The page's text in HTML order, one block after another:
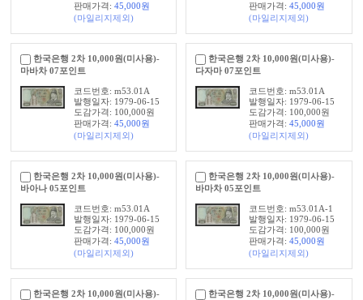
판매가격: 45,000원
(마일리지제외)
판매가격: 45,000원
(마일리지제외)
한국은행 2차 10,000원(미사용)-
마바차 07포인트
코드번호: m53.01A
발행일자: 1979-06-15
도감가격: 100,000원
판매가격: 45,000원
(마일리지제외)
한국은행 2차 10,000원(미사용)-
다자마 07포인트
코드번호: m53.01A
발행일자: 1979-06-15
도감가격: 100,000원
판매가격: 45,000원
(마일리지제외)
한국은행 2차 10,000원(미사용)-
바아나 05포인트
코드번호: m53.01A
발행일자: 1979-06-15
도감가격: 100,000원
판매가격: 45,000원
(마일리지제외)
한국은행 2차 10,000원(미사용)-
바마차 05포인트
코드번호: m53.01A-1
발행일자: 1979-06-15
도감가격: 100,000원
판매가격: 45,000원
(마일리지제외)
한국은행 2차 10,000원(미사용)-
한국은행 2차 10,000원(미사용)-